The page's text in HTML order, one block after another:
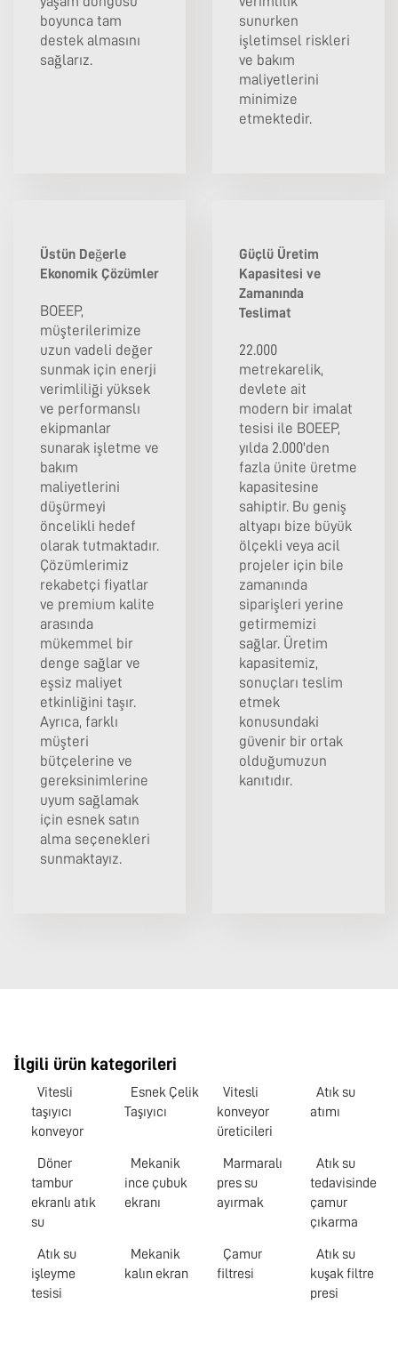
boyunca tam
destek almasını
sağlarız.
sunurken
işletimsel riskleri
ve bakım
maliyetlerini
minimize
etmektedir.
Üstün Değerle
Ekonomik Çözümler
BOEEP,
müşterilerimize
uzun vadeli değer
sunmak için enerji
verimliliği yüksek
ve performanslı
ekipmanlar
sunarak işletme ve
bakım
maliyetlerini
düşürmeyi
öncelikli hedef
olarak tutmaktadır.
Çözümlerimiz
rekabetçi fiyatlar
ve premium kalite
arasında
mükemmel bir
denge sağlar ve
eşsiz maliyet
etkinliğini taşır.
Ayrıca, farklı
müşteri
bütçelerine ve
gereksinimlerine
uyum sağlamak
için esnek satın
alma seçenekleri
sunmaktayız.
Güçlü Üretim
Kapasitesi ve
Zamanında
Teslimat
22.000
metrekarelik,
devlete ait
modern bir imalat
tesisi ile BOEEP,
yılda 2.000'den
fazla ünite üretme
kapasitesine
sahiptir. Bu geniş
altyapı bize büyük
ölçekli veya acil
projeler için bile
zamanında
siparişleri yerine
getirmemizi
sağlar. Üretim
kapasitemiz,
sonuçları teslim
etmek
konusundaki
güvenir bir ortak
olduğumuzun
kanıtıdır.
İlgili ürün kategorileri
Vitesli
taşıyıcı
konveyor
Esnek Çelik
Taşıyıcı
Vitesli
konveyor
üreticileri
Atık su
atımı
Döner
tambur
ekranlı atık
su
Mekanik
ince çubuk
ekranı
Marmaralı
pres su
ayırmak
Atık su
tedavisinde
çamur
çıkarma
Atık su
işleyme
tesisi
Mekanik
kalın ekran
Çamur
filtresi
Atık su
kuşak filtre
presi